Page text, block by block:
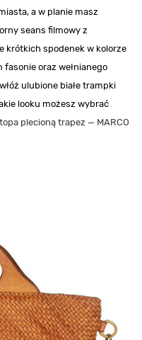
a w planie masz
seans filmowy z
krótkich spodenek w kolorze
oraz wełnianego
ulubione białe trampki
looku możesz wybrać
plecioną trapez — MARCO